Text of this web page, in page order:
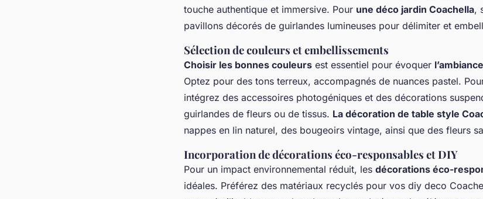
touche authentique et immersive. Pour une déco jardin Coachella,
pavillons décorés de guirlandes lumineuses pour délimiter et
Sélection de couleurs et embellissements
Choisir les bonnes couleurs est essentiel pour évoquer
Optez pour des tons terreux, accompagnés de nuances pastel.
intégrez des accessoires photogéniques et des décorations
guirlandes de fleurs ou de tissus. La décoration de table style
nappes en lin naturel, des bougeoirs vintage, ainsi que des fleurs
Incorporation de décorations éco-responsables et DIY
Pour un impact environnemental réduit, les décorations éco-
idéales. Préférez des matériaux recyclés pour vos diy deco